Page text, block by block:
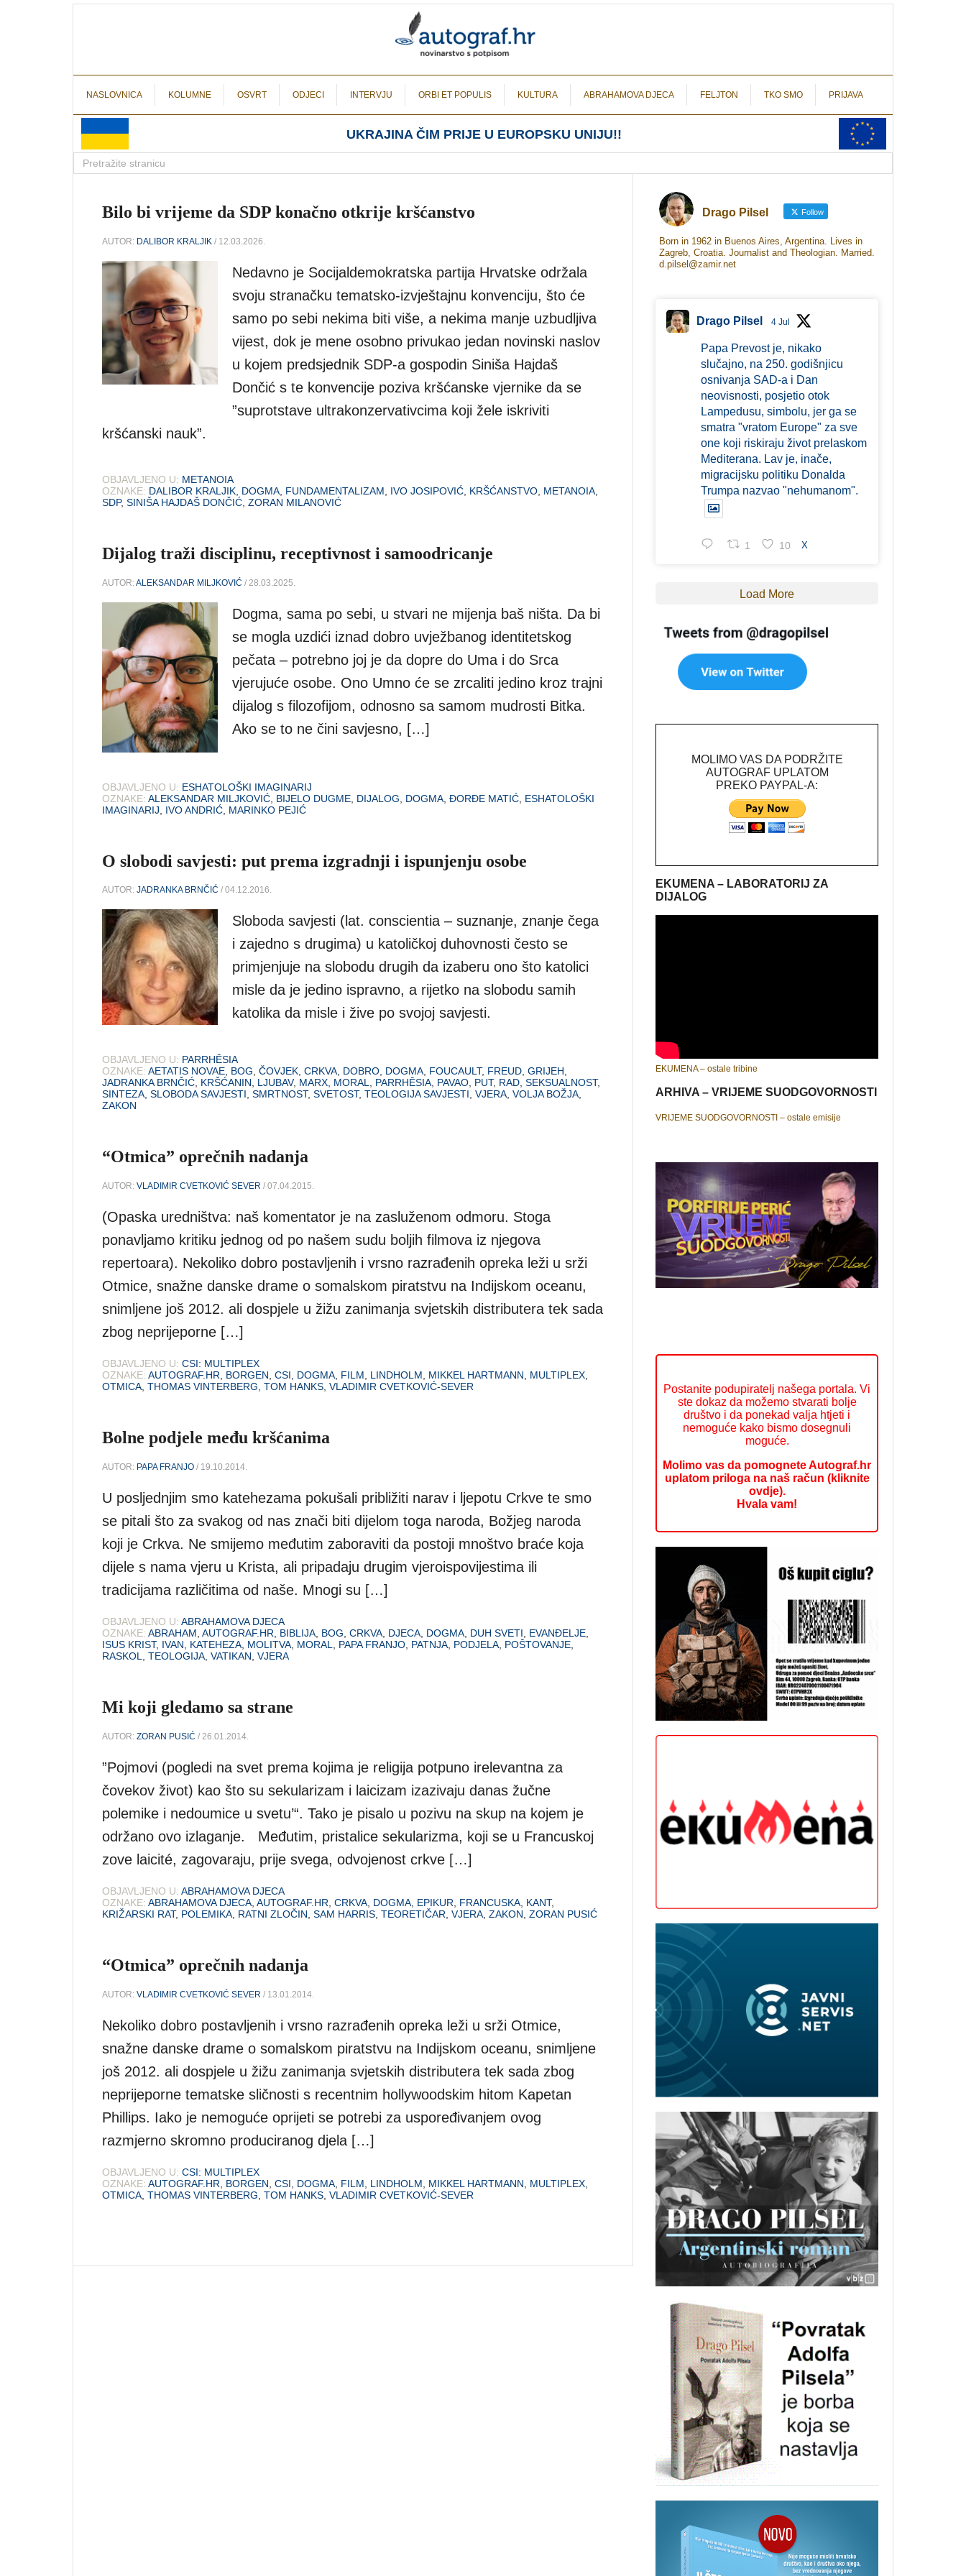
NASLOVNICA KOLUMNE OSVRT ODJECI INTERVJU ORBI ET POPULIS KULTURA ABRAHAMOVA DJECA FELJTON TKO SMO PRIJAVA
UKRAJINA ČIM PRIJE U EUROPSKU UNIJU!!
Bilo bi vrijeme da SDP konačno otkrije kršćanstvo
AUTOR: DALIBOR KRALJIK / 12.03.2026.
Nedavno je Socijaldemokratska partija Hrvatske održala
svoju stranačku tematsko-izvještajnu konvenciju, što će
samo po sebi nekima biti više, a nekima manje uzbudljiva
vijest, dok je mene osobno privukao jedan novinski naslov
u kojem predsjednik SDP-a gospodin Siniša Hajdaš
Dončić s te konvencije poziva kršćanske vjernike da se
”suprotstave ultrakonzervativcima koji žele iskriviti
kršćanski nauk”.
OBJAVLJENO U: METANOIA
OZNAKE: DALIBOR KRALJIK DOGMA FUNDAMENTALIZAM IVO JOSIPOVIĆ KRŠĆANSTVO METANOIA
SDP, SINIŠA HAJDAŠ DONČIĆ ZORAN MILANOVIĆ
Dijalog traži disciplinu, receptivnost i samoodricanje
AUTOR:ALEKSANDAR MILJKOVIĆ / 28.03.2025.
Dogma, sama po sebi, u stvari ne mijenja baš ništa. Da bi
se mogla uzdići iznad dobro uvježbanog identitetskog
pečata – potrebno joj je da dopre do Uma i do Srca
vjerujuće osobe. Ono Umno će se zrcaliti jedino kroz trajni
dijalog s filozofijom, odnosno sa samom mudrosti Bitka.
Ako se to ne čini savjesno, […]
OBJAVLJENO U: ESHATOLOŠKI IMAGINARIJ
OZNAKE: ALEKSANDAR MILJKOVIĆ BIJELO DUGME DIJALOG DOGMA ĐORĐE MATIĆ ESHATOLOŠKI
IMAGINARIJ
IVO ANDRIĆ MARINKO PEJIĆ
O slobodi savjesti: put prema izgradnji i ispunjenju osobe
AUTOR: JADRANKA BRNČIĆ / 04.12.2016.
Sloboda savjesti (lat. conscientia – suznanje, znanje čega
i zajedno s drugima) u katoličkoj duhovnosti često se
primjenjuje na slobodu drugih da izaberu ono što katolici
misle da je jedino ispravno, a rijetko na slobodu samih
katolika da misle i žive po svojoj savjesti.
OBJAVLJENO U: PARRHĒSIA
OZNAKE: AETATIS NOVAE, BOG, ČOVJEK, CRKVA, DOBRO, DOGMA, FOUCAULT, FREUD, GRIJEH,
JADRANKA BRNČIĆ, KRŠĆANIN, LJUBAV, MARX, MORAL, PARRHĒSIA, PAVAO, PUT, RAD, SEKSUALNOST,
SINTEZA, SLOBODA SAVJESTI, SMRTNOST, SVETOST, TEOLOGIJA SAVJESTI, VJERA, VOLJA BOŽJA,
ZAKON
“Otmica” oprečnih nadanja
AUTOR: VLADIMIR CVETKOVIĆ SEVER / 07.04.2015.
(Opaska uredništva: naš komentator je na zasluženom odmoru. Stoga
ponavljamo kritiku jednog od po našem sudu boljih filmova iz njegova
repertoara). Nekoliko dobro postavljenih i vrsno razrađenih opreka leži u srži
Otmice, snažne danske drame o somalskom piratstvu na Indijskom oceanu,
snimljene još 2012. ali dospjele u žižu zanimanja svjetskih distributera tek sada
zbog neprijeporne […]
OBJAVLJENO U: CSI: MULTIPLEX
OZNAKE: AUTOGRAF.HR, BORGEN, CSI, DOGMA, FILM, LINDHOLM, MIKKEL HARTMANN, MULTIPLEX,
OTMICA, THOMAS VINTERBERG, TOM HANKS, VLADIMIR CVETKOVIĆ-SEVER
Bolne podjele među kršćanima
AUTOR: PAPA FRANJO / 19.10.2014.
U posljednjim smo katehezama pokušali približiti narav i ljepotu Crkve te smo
se pitali što za svakog od nas znači biti dijelom toga naroda, Božjeg naroda
koji je Crkva. Ne smijemo međutim zaboraviti da postoji mnoštvo braće koja
dijele s nama vjeru u Krista, ali pripadaju drugim vjeroispovijestima ili
tradicijama različitima od naše. Mnogi su […]
OBJAVLJENO U: ABRAHAMOVA DJECA
OZNAKE: ABRAHAM, AUTOGRAF.HR, BIBLIJA, BOG, CRKVA, DJECA, DOGMA, DUH SVETI, EVANĐELJE,
ISUS KRIST, IVAN, KATEHEZA, MOLITVA, MORAL, PAPA FRANJO, PATNJA, PODJELA, POŠTOVANJE,
RASKOL, TEOLOGIJA, VATIKAN, VJERA
Mi koji gledamo sa strane
AUTOR: ZORAN PUSIĆ / 26.01.2014.
”Pojmovi (pogledi na svet prema kojima je religija potpuno irelevantna za
čovekov život) kao što su sekularizam i laicizam izazivaju danas žučne
polemike i nedoumice u svetu’“. Tako je pisalo u pozivu na skup na kojem je
održano ovo izlaganje. Međutim, pristalice sekularizma, koji se u Francuskoj
zove laicité, zagovaraju, prije svega, odvojenost crkve […]
OBJAVLJENO U: ABRAHAMOVA DJECA
OZNAKE: ABRAHAMOVA DJECA AUTOGRAF.HR CRKVA DOGMA EPIKUR FRANCUSKA KANT,
KRIŽARSKI RAT, POLEMIKA RATNI ZLOČIN SAM HARRIS TEORETIČAR VJERA ZAKON ZORAN PUSIĆ
“Otmica” oprečnih nadanja
AUTOR: VLADIMIR CVETKOVIĆ SEVER / 13.01.2014.
Nekoliko dobro postavljenih i vrsno razrađenih opreka leži u srži Otmice,
snažne danske drame o somalskom piratstvu na Indijskom oceanu, snimljene
još 2012. ali dospjele u žižu zanimanja svjetskih distributera tek sada zbog
neprijeporne tematske sličnosti s recentnim hollywoodskim hitom Kapetan
Phillips. Iako je nemoguće oprijeti se potrebi za uspoređivanjem ovog
razmjerno skromno produciranog djela […]
OBJAVLJENO U: CSI: MULTIPLEX
OZNAKE: AUTOGRAF.HR BORGEN CSI DOGMA FILM LINDHOLM MIKKEL HARTMANN MULTIPLEX
OTMICA THOMAS VINTERBERG TOM HANKS VLADIMIR CVETKOVIĆ-SEVER
Drago Pilsel Follow
Born in 1962 in Buenos Aires, Argentina. Lives in
Zagreb, Croatia. Journalist and Theologian. Married.
d.pilsel@zamir.net
Drago Pilsel 4 Jul
Papa Prevost je, nikako
slučajno, na 250. godišnjicu
osnivanja SAD-a i Dan
neovisnosti, posjetio otok
Lampedusu, simbolu, jer ga se
smatra "vratom Europe" za sve
one koji riskiraju život prelaskom
Mediterana. Lav je, inače,
migracijsku politiku Donalda
Trumpa nazvao "nehumanom".
1 10 X
Load More
MOLIMO VAS DA PODRŽITE
AUTOGRAF UPLATOM
PREKO PAYPAL-A:
EKUMENA – LABORATORIJ ZA
DIJALOG
EKUMENA – ostale tribine
ARHIVA – VRIJEME SUODGOVORNOSTI
VRIJEME SUODGOVORNOSTI – ostale emisije
Postanite podupiratelj našega portala. Vi
ste dokaz da možemo stvarati bolje
društvo i da ponekad valja htjeti i
nemoguće kako bismo dosegnuli
moguće.
Molimo vas da pomognete Autograf.hr
uplatom priloga na naš račun (kliknite
ovdje).
Hvala vam!